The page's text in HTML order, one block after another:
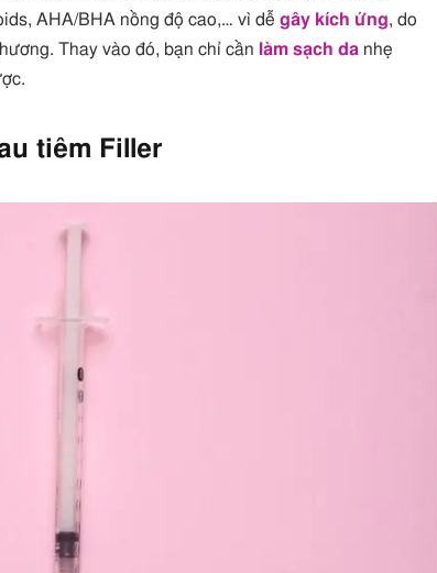
AHA/BHA nồng độ cao,… vì dễgây kích ứng, do
Thay vào đó, bạn chỉ cần làm sạch da nhẹ
tiêm Filler